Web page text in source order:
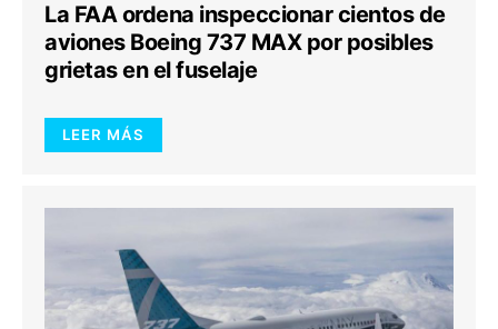
La FAA ordena inspeccionar cientos de
aviones Boeing 737 MAX por posibles
grietas en el fuselaje
LEER MÁS